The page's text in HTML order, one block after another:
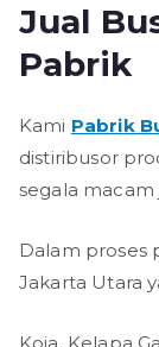
Jual
Pabrik
Kami Pabrik
distiribusor
segala
Dalam proses
Jakarta Utara